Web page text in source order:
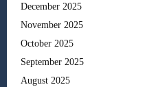
December 2025
November 2025
October 2025
September 2025
August 2025